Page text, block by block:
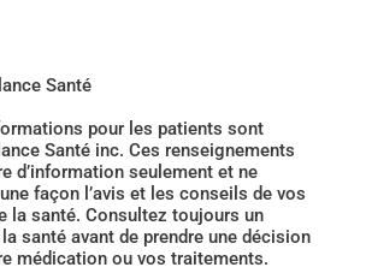
Santé
pour les patients sont
Santé inc. Ces renseignements
d’information seulement et ne
façon l’avis et les conseils de vos
la santé. Consultez toujours un
santé avant de prendre une décision
médication ou vos traitements.